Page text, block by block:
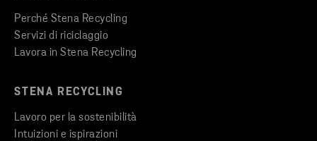
Perché Stena Recycling
Servizi di riciclaggio
Lavora in Stena Recycling
STENA RECYCLING
Lavoro per la sostenibilità
Intuizioni e ispirazioni